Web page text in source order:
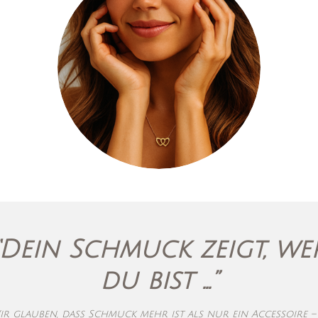
Schmuck zeigt,
du bist …”
glauben, dass Schmuck mehr ist als nur ein Accessoire